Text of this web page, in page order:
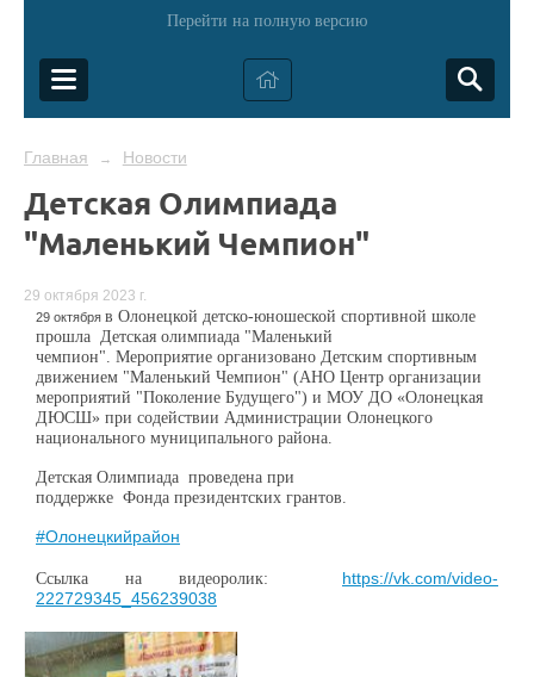
Перейти на полную версию
Главная → Новости
Детская Олимпиада
"Маленький Чемпион"
29 октября 2023 г.
29 октября в Олонецкой детско-юношеской спортивной школе
прошла Детская олимпиада "Маленький
чемпион". Мероприятие организовано Детским спортивным
движением "Маленький Чемпион" (АНО Центр организации
мероприятий "Поколение Будущего") и МОУ ДО «Олонецкая
ДЮСШ» при содействии Администрации Олонецкого
национального муниципального района.
Детская Олимпиада проведена при
поддержке Фонда президентских грантов.
#Олонецкийрайон
Ссылка на видеоролик: https://vk.com/video-
222729345_456239038